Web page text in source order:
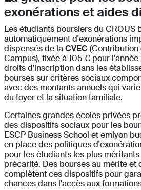
exonérations et aides
Les étudiants boursiers du CROUS
automatiquement d'exonérations
dispensés de laCVEC (Contribution
Campus), fixée à 105 € pour
droits d'inscription dans les
bourses sur critères sociaux
avec des montants annuels qui
du foyer et la situation familiale.
Certaines grandes écoles privées
des dispositifs sociaux pour les
ESCP Business School et emlyon
en place des politiques
pour les étudiants les plus
précarité. Des bourses au mérite et
complètent ces dispositifs pour
chances dans l'accès aux